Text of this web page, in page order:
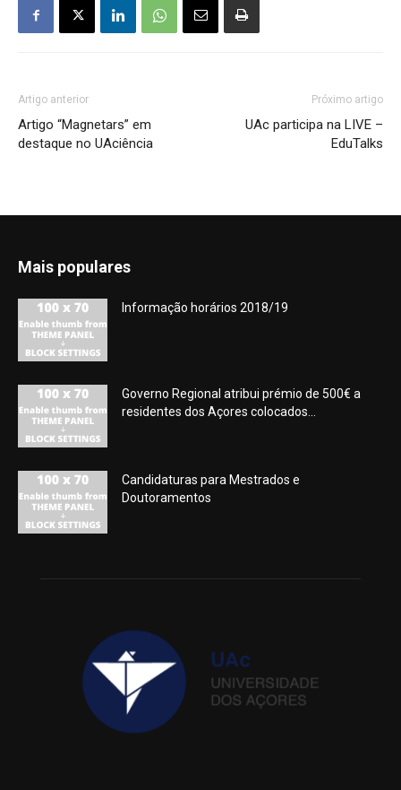
Artigo anterior
Artigo “Magnetars” em
destaque no UAciência
Próximo artigo
UAc participa na LIVE –
EduTalks
Mais populares
Informação horários 2018/19
Governo Regional atribui prémio de 500€ a
residentes dos Açores colocados...
Candidaturas para Mestrados e
Doutoramentos